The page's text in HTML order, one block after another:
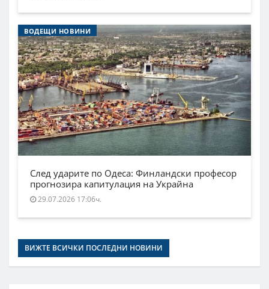
ВОДЕЩИ НОВИНИ
След ударите по Одеса: Финландски професор
прогнозира капитулация на Украйна
29.07.2026 17:06ч.
ВИЖТЕ ВСИЧКИ ПОСЛЕДНИ НОВИНИ